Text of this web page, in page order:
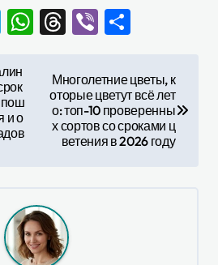
Telegram
WhatsApp
Threads
Viber
пош
и о
Многолетние цветы, к
оторые цветут всё лет
о: топ-10 проверенны
х сортов со сроками ц
ветения в 2026 году